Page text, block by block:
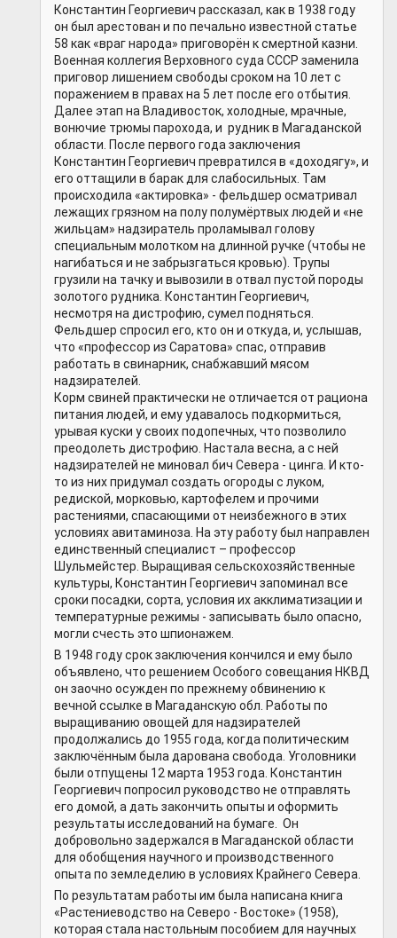
Константин Георгиевич рассказал, как в 1938 году
он был арестован и по печально известной статье
58 как «враг народа» приговорён к смертной казни.
Военная коллегия Верховного суда СССР заменила
приговор лишением свободы сроком на 10 лет с
поражением в правах на 5 лет после его отбытия.
Далее этап на Владивосток, холодные, мрачные,
вонючие трюмы парохода, и рудник в Магаданской
области. После первого года заключения
Константин Георгиевич превратился в «доходягу», и
его оттащили в барак для слабосильных. Там
происходила «актировка» - фельдшер осматривал
лежащих грязном на полу полумёртвых людей и «не
жильцам» надзиратель проламывал голову
специальным молотком на длинной ручке (чтобы не
нагибаться и не забрызгаться кровью). Трупы
грузили на тачку и вывозили в отвал пустой породы
золотого рудника. Константин Георгиевич,
несмотря на дистрофию, сумел подняться.
Фельдшер спросил его, кто он и откуда, и, услышав,
что «профессор из Саратова» спас, отправив
работать в свинарник, снабжавший мясом
надзирателей.
Корм свиней практически не отличается от рациона
питания людей, и ему удавалось подкормиться,
урывая куски у своих подопечных, что позволило
преодолеть дистрофию. Настала весна, а с ней
надзирателей не миновал бич Севера - цинга. И кто-
то из них придумал создать огороды с луком,
редиской, морковью, картофелем и прочими
растениями, спасающими от неизбежного в этих
условиях авитаминоза. На эту работу был направлен
единственный специалист – профессор
Шульмейстер. Выращивая сельскохозяйственные
культуры, Константин Георгиевич запоминал все
сроки посадки, сорта, условия их акклиматизации и
температурные режимы - записывать было опасно,
могли счесть это шпионажем.
В 1948 году срок заключения кончился и ему было
объявлено, что решением Особого совещания НКВД
он заочно осужден по прежнему обвинению к
вечной ссылке в Магаданскую обл. Работы по
выращиванию овощей для надзирателей
продолжались до 1955 года, когда политическим
заключённым была дарована свобода. Уголовники
были отпущены 12 марта 1953 года. Константин
Георгиевич попросил руководство не отправлять
его домой, а дать закончить опыты и оформить
результаты исследований на бумаге. Он
добровольно задержался в Магаданской области
для обобщения научного и производственного
опыта по земледелию в условиях Крайнего Севера.
По результатам работы им была написана книга
«Растениеводство на Северо - Востоке» (1958),
которая стала настольным пособием для научных